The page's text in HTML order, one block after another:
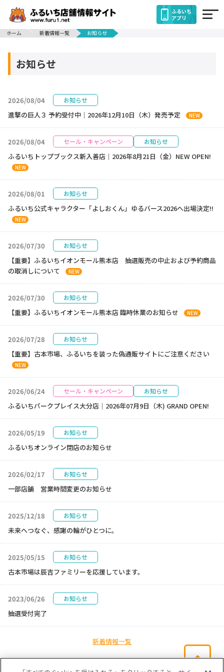
ふるいち
アプリ
ホーム
新着情報一覧 お知らせ
お知らせ
2026/08/04 お知らせ
進撃の巨人３ 予約受付中｜2026年12月10日（木）発売予定 NEW
2026/08/04 セール・キャンペーン お知らせ
ふるいちトップブックス新入善店｜2026年8月21日（金）NEW OPEN!
NEW
2026/08/01 お知らせ
ふるいち公式キャラクター「よしおくん」ゆるバース2026へ出場決定!!
NEW
2026/07/30 お知らせ
【重要】ふるいちイオンモール熊本店 抽選販売の中止および予約商品
の取消しについて
NEW
2026/07/30 お知らせ
【重要】ふるいちイオンモール熊本店 臨時休業のお知らせ NEW
2026/07/28 お知らせ
【重要】古本市場、ふるいちを装った偽通販サイトにご注意ください
NEW
2026/06/24 セール・キャンペーン お知らせ
ふるいちパークプレイス大分店｜2026年07月9日（木) GRAND OPEN!
2026/05/19 お知らせ
ふるいちオンライン閉店のお知らせ
2026/02/17 お知らせ
一部店舗 営業時間変更のお知らせ
2025/12/18 お知らせ
未来へつなぐ、感謝の輪がひとつに。
2025/05/15 お知らせ
古本市場は辰吉ファミリーを応援しています。
2023/06/26 お知らせ
抽選受付完了
新着情報一覧